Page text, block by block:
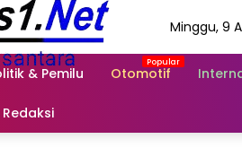
Minggu, 9
& Pemilu Otomotif
Redaksi